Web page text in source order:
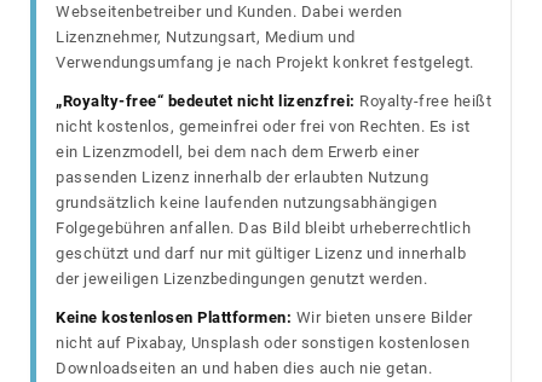
Webseitenbetreiber und Kunden. Dabei werden
Lizenznehmer, Nutzungsart, Medium und
Verwendungsumfang je nach Projekt konkret festgelegt.
„Royalty-free“ bedeutet nicht lizenzfrei: Royalty-free heißt
nicht kostenlos, gemeinfrei oder frei von Rechten. Es ist
ein Lizenzmodell, bei dem nach dem Erwerb einer
passenden Lizenz innerhalb der erlaubten Nutzung
grundsätzlich keine laufenden nutzungsabhängigen
Folgegebühren anfallen. Das Bild bleibt urheberrechtlich
geschützt und darf nur mit gültiger Lizenz und innerhalb
der jeweiligen Lizenzbedingungen genutzt werden.
Keine kostenlosen Plattformen: Wir bieten unsere Bilder
nicht auf Pixabay, Unsplash oder sonstigen kostenlosen
Downloadseiten an und haben dies auch nie getan.